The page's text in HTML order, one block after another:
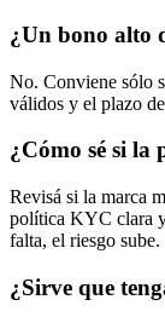
¿Un bono alto
No. Conviene sólo
válidos y el plazo
¿Cómo sé si la
Revisá si la marca
política KYC clara
falta, el riesgo sube.
¿Sirve que